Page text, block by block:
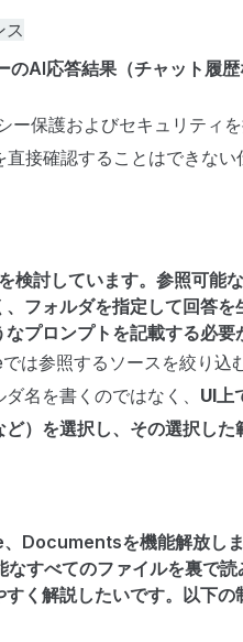
のAI応答結果（チャット履
ー保護およびセキュリティ
接確認することはできない
検討しています。参照可能
フォルダを指定して回答を
プロンプトを記載する必要
は参照するソースを絞り込
名を書くのではなく、 UI上
）を選択し、その選択した
Documentsを機能解放し
すべてのファイルを裏で
すく解説したいです。以下